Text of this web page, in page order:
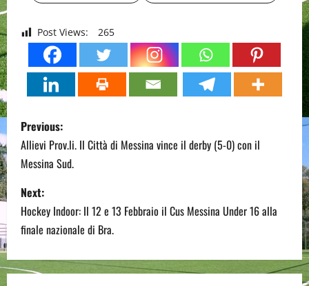
Post Views: 265
P
o
s
t
n
a
Previous:
Allievi Prov.li. Il Città di Messina vince il derby (5-0) con il
Messina Sud.
Next:
Hockey Indoor: Il 12 e 13 Febbraio il Cus Messina Under 16 alla
finale nazionale di Bra.